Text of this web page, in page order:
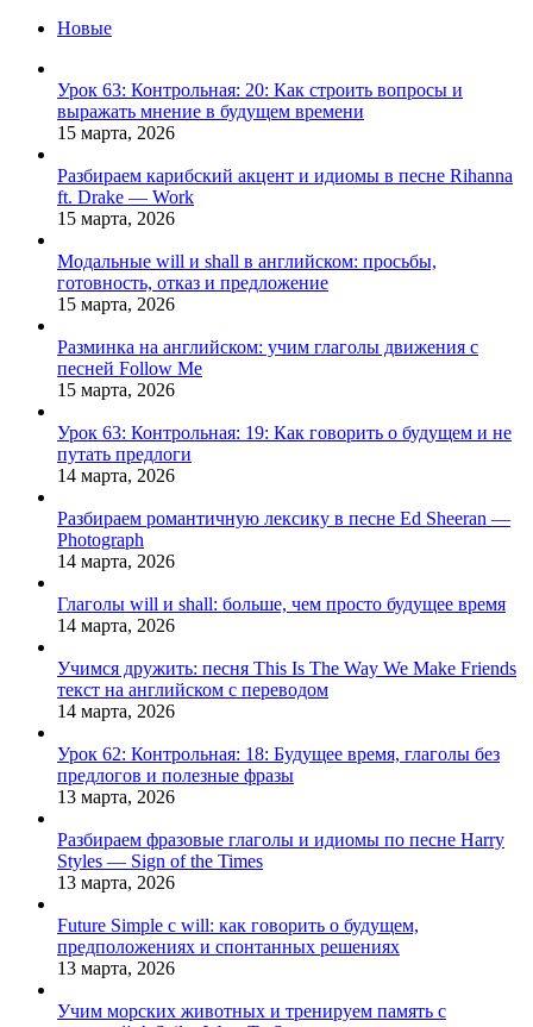
Новые
Урок 63: Контрольная: 20: Как строить вопросы и
выражать мнение в будущем времени
15 марта, 2026
Разбираем карибский акцент и идиомы в песне Rihanna
ft. Drake — Work
15 марта, 2026
Модальные will и shall в английском: просьбы,
готовность, отказ и предложение
15 марта, 2026
Разминка на английском: учим глаголы движения с
песней Follow Me
15 марта, 2026
Урок 63: Контрольная: 19: Как говорить о будущем и не
путать предлоги
14 марта, 2026
Разбираем романтичную лексику в песне Ed Sheeran —
Photograph
14 марта, 2026
Глаголы will и shall: больше, чем просто будущее время
14 марта, 2026
Учимся дружить: песня This Is The Way We Make Friends
текст на английском с переводом
14 марта, 2026
Урок 62: Контрольная: 18: Будущее время, глаголы без
предлогов и полезные фразы
13 марта, 2026
Разбираем фразовые глаголы и идиомы по песне Harry
Styles — Sign of the Times
13 марта, 2026
Future Simple с will: как говорить о будущем,
предположениях и спонтанных решениях
13 марта, 2026
Учим морских животных и тренируем память с